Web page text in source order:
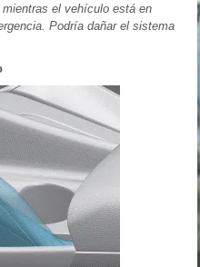
el vehículo está en
Podría dañar el sistema